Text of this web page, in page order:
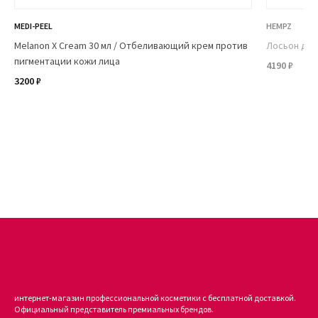
MEDI-PEEL
Melanon X Cream 30 мл / Отбеливающий крем против
пигментации кожи лица
3200 ₽
HEMPZ
Лосьон для
4190 ₽
интернет-магазин профессиональной косметики с бесплатной доставкой.
Официальный представитель премиальных брендов.